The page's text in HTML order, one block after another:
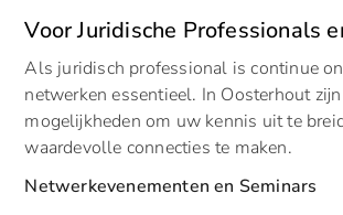
Voor Juridische Professionals
Als juridisch professional is continue
netwerken essentieel. In Oosterhout
mogelijkheden om uw kennis uit te
waardevolle connecties te maken.
Netwerkevenementen en Seminars